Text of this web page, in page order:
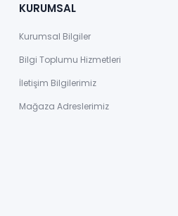
KURUMSAL
Kurumsal Bilgiler
Bilgi Toplumu Hizmetleri
İletişim Bilgilerimiz
Mağaza Adreslerimiz